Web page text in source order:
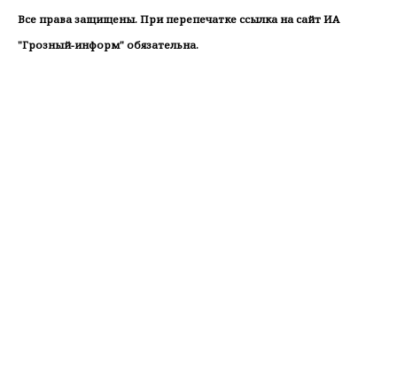
Все права защищены. При перепечатке ссылка на сайт ИА
"Грозный-информ" обязательна.